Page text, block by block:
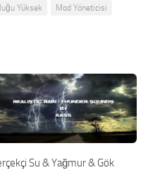
Yüksek
Mod Yöneticisi
Su & Yağmur & Gök